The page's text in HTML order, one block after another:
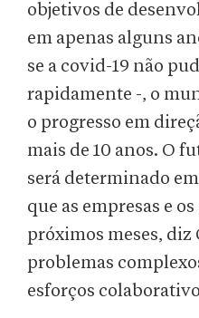
objetivos de
em apenas alguns
se a covid-19 não
rapidamente -, o
o progresso em
mais de 10 anos. O
será determinado
que as empresas e
próximos meses, diz
problemas
esforços